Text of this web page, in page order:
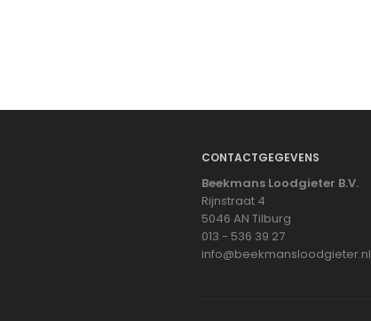
CONTACTGEGEVENS
Beekmans Loodgieter B.V.
Rijnstraat 4
5046 AN Tilburg
013 - 536 39 27
info@beekmansloodgieter.nl